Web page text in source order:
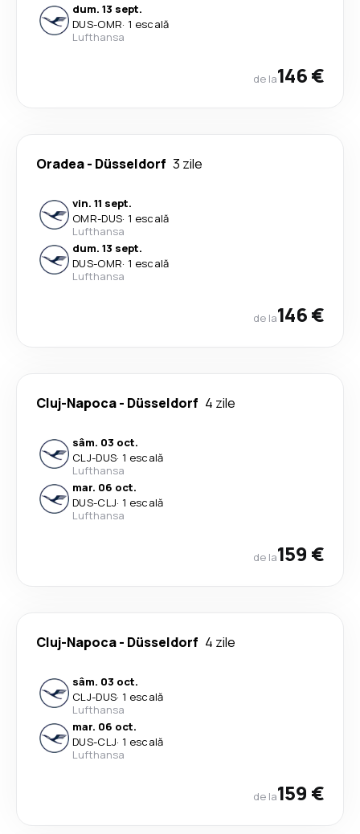
dum. 13 sept.
DUS-OMR· 1 escală
Lufthansa
de la146 €
Oradea- Düsseldorf 3 zile
vin. 11 sept.
OMR-DUS· 1 escală
Lufthansa
dum. 13 sept.
DUS-OMR· 1 escală
Lufthansa
de la146 €
Cluj-Napoca- Düsseldorf 4 zile
sâm. 03 oct.
CLJ-DUS· 1 escală
Lufthansa
mar. 06 oct.
DUS-CLJ· 1 escală
Lufthansa
de la159 €
Cluj-Napoca- Düsseldorf 4 zile
sâm. 03 oct.
CLJ-DUS· 1 escală
Lufthansa
mar. 06 oct.
DUS-CLJ· 1 escală
Lufthansa
de la159 €